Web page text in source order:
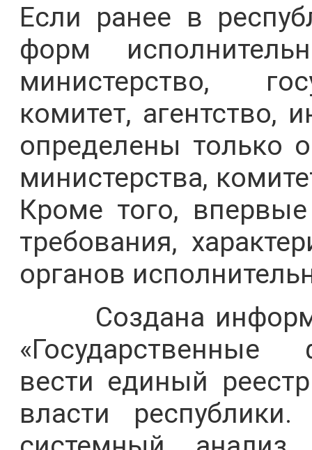
Если ранее в
форм
министерство,
комитет, агентство,
определены только
министерства,
Кроме того,
требования,
органов
Создана
вести единый
власти